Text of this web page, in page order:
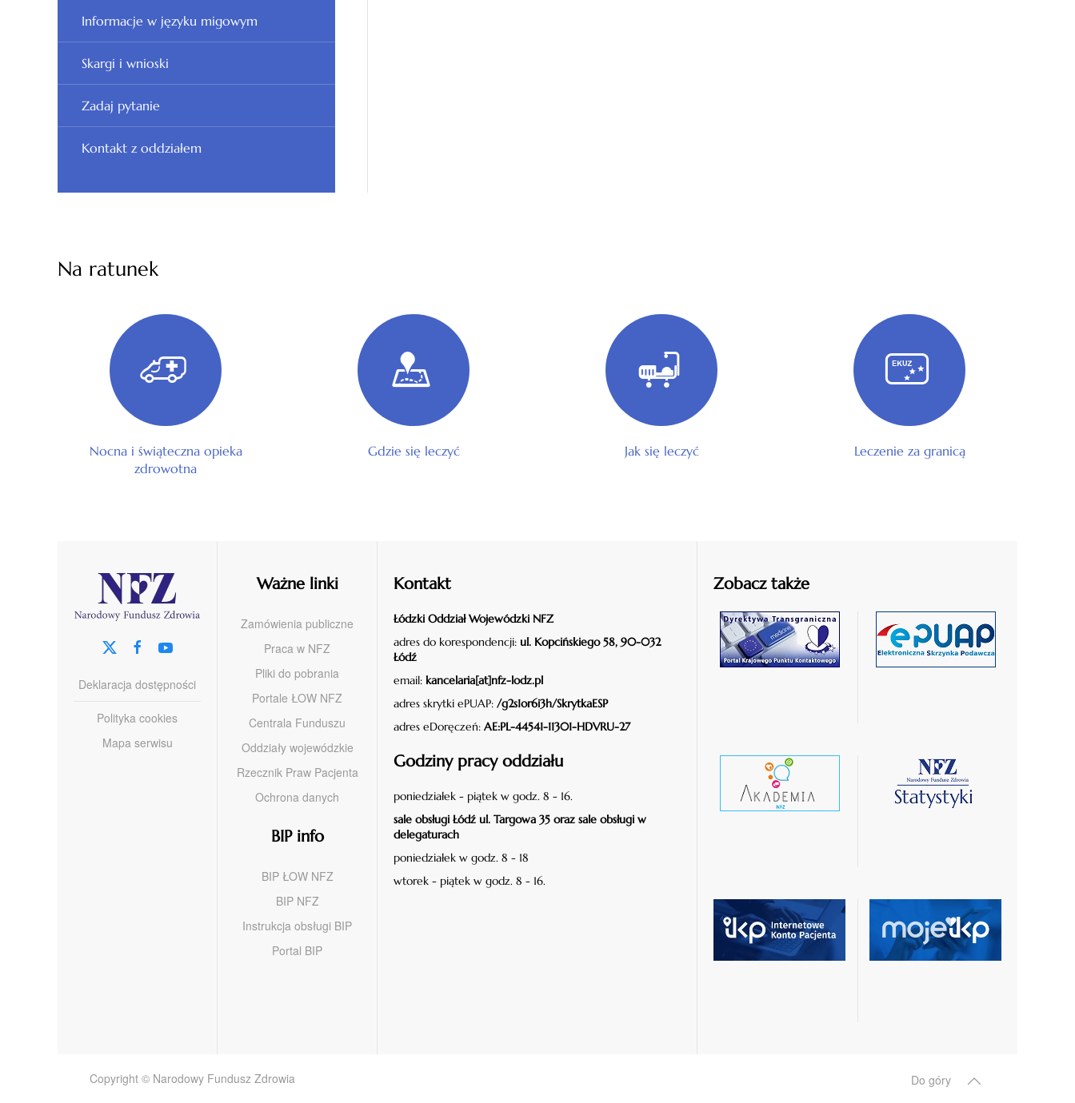
Informacje w języku migowym
Skargi i wnioski
Zadaj pytanie
Kontakt z oddziałem
Na ratunek
Nocna i świąteczna opieka
zdrowotna
Gdzie się leczyć Jak się leczyć Leczenie za granicą
Deklaracja dostępności
Polityka cookies
Mapa serwisu
Ważne linki
Zamówienia publiczne
Praca w NFZ
Pliki do pobrania
Portale ŁOW NFZ
Centrala Funduszu
Oddziały wojewódzkie
Rzecznik Praw Pacjenta
Ochrona danych
BIP info
BIP ŁOW NFZ
BIP NFZ
Instrukcja obsługi BIP
Portal BIP
Kontakt
Łódzki Oddział Wojewódzki NFZ
adres do korespondencji: ul. Kopcińskiego 58, 90-032
Łódź
email: kancelaria[at]nfz-lodz.pl
adres skrytki ePUAP: /g2s1or6i3h/SkrytkaESP
adres eDoręczeń: AE:PL-44541-11301-HDVRU-27
Godziny pracy oddziału
poniedziałek - piątek w godz. 8 - 16.
sale obsługi Łódź ul. Targowa 35 oraz sale obsługi w
delegaturach
poniedziałek w godz. 8 - 18
wtorek - piątek w godz. 8 - 16.
Zobacz także
czytaj
czytaj
czytaj
czytaj
czytaj
czytaj
Copyright © Narodowy Fundusz Zdrowia Do góry